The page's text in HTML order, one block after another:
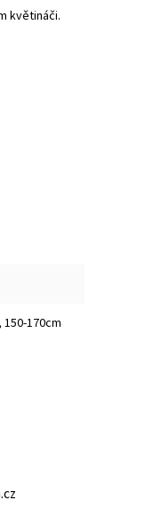
květináči.
170cm